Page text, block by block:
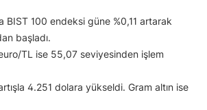
BIST 100 endeksi güne %0,11 artarak
başladı.
TL ise 55,07 seviyesinden işlem
4.251 dolara yükseldi. Gram altın ise